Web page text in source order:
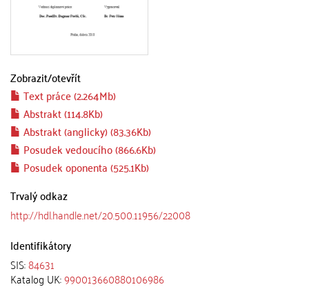
Zobrazit/otevřít
Text práce (2.264Mb)
Abstrakt (114.8Kb)
Abstrakt (anglicky) (83.36Kb)
Posudek vedoucího (866.6Kb)
Posudek oponenta (525.1Kb)
Trvalý odkaz
http://hdl.handle.net/20.500.11956/22008
Identifikátory
SIS:84631
Katalog UK:990013660880106986